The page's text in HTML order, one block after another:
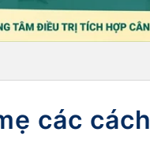
các